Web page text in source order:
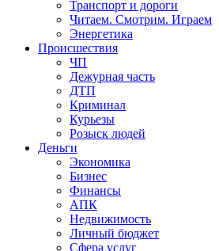
Транспорт и дороги
Читаем. Смотрим. Играем
Энергетика
Происшествия
ЧП
Дежурная часть
ДТП
Криминал
Курьезы
Розыск людей
Деньги
Экономика
Бизнес
Финансы
АПК
Недвижимость
Личный бюджет
Сфера услуг